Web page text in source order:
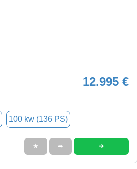
12.995 €
100 kw (136 PS)
★ ➦ ➜